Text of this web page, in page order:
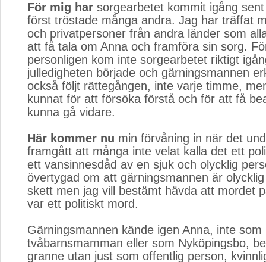
För mig har sorgearbetet kommit igång
först tröstade många andra. Jag har träffat
och privatpersoner från andra länder som
att få tala om Anna och framföra sin sorg.
personligen kom inte sorgearbetet riktigt
julledigheten började och gärningsmannen
också följt rättegången, inte varje timme,
kunnat för att försöka förstå och för att få
kunna gå vidare.
Här kommer nu min förvåning in när det
framgått att många inte velat kalla det ett
ett vansinnesdåd av en sjuk och olycklig
övertygad om att gärningsmannen är
skett men jag vill bestämt hävda att mordet
var ett politiskt mord.
Gärningsmannen kände igen Anna, inte som
tvåbarnsmamman eller som Nyköpingsbo,
granne utan just som offentlig person,